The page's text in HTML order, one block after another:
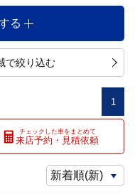
る
で絞り込む
1
チェックした車をまとめて
来店予約・見積依頼